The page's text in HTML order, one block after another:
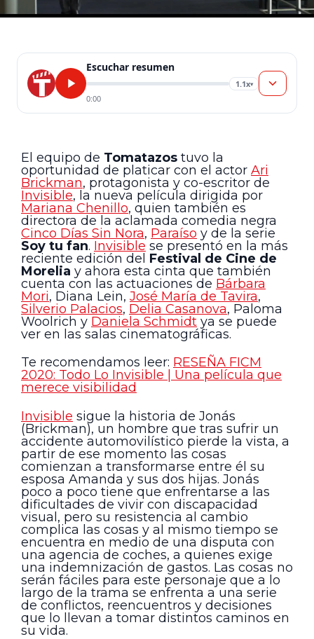
Escuchar resumen
1.1x▾
0:00
El equipo de Tomatazos tuvo la
oportunidad de platicar con el actor Ari
Brickman, protagonista y co-escritor de
Invisible, la nueva película dirigida por
Mariana Chenillo, quien también es
directora de la aclamada comedia negra
Cinco Días Sin Nora, Paraíso y de la serie
Soy tu fan. Invisible se presentó en la más
reciente edición del Festival de Cine de
Morelia y ahora esta cinta que también
cuenta con las actuaciones de Bárbara
Mori, Diana Lein, José María de Tavira,
Silverio Palacios, Delia Casanova, Paloma
Woolrich y Daniela Schmidt ya se puede
ver en las salas cinematográficas.
Te recomendamos leer: RESEÑA FICM
2020: Todo Lo Invisible | Una película que
merece visibilidad
Invisible sigue la historia de Jonás
(Brickman), un hombre que tras sufrir un
accidente automovilístico pierde la vista, a
partir de ese momento las cosas
comienzan a transformarse entre él su
esposa Amanda y sus dos hijas. Jonás
poco a poco tiene que enfrentarse a las
dificultades de vivir con discapacidad
visual, pero su resistencia al cambio
complica las cosas y al mismo tiempo se
encuentra en medio de una disputa con
una agencia de coches, a quienes exige
una indemnización de gastos. Las cosas no
serán fáciles para este personaje que a lo
largo de la trama se enfrenta a una serie
de conflictos, reencuentros y decisiones
que lo llevan a tomar distintos caminos en
su vida.